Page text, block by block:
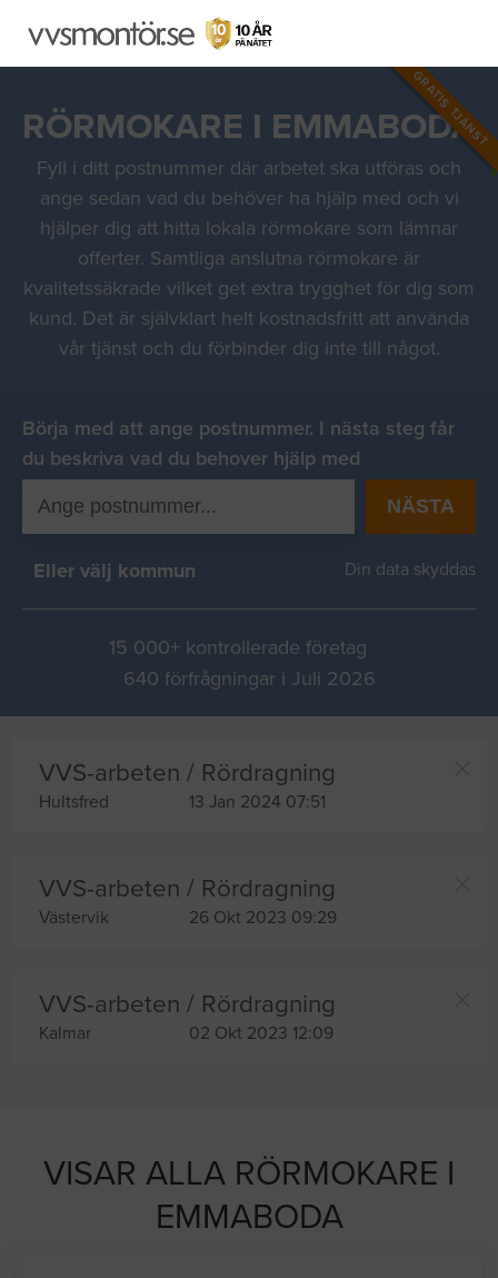
GRATIS TJÄNST
RÖRMOKARE I EMMABODA
Fyll i ditt postnummer där arbetet ska utföras och
ange sedan vad du behöver ha hjälp med och vi
hjälper dig att hitta lokala rörmokare som lämnar
offerter. Samtliga anslutna rörmokare är
kvalitetssäkrade vilket get extra trygghet för dig som
kund. Det är självklart helt kostnadsfritt att använda
vår tjänst och du förbinder dig inte till något.
Börja med att ange postnummer. I nästa steg får
du beskriva vad du behover hjälp med
NÄSTA
Eller välj kommun Din data skyddas
15 000+ kontrollerade företag
640 förfrågningar i Juli 2026
VVS-arbeten / Rördragning
Hultsfred 13 Jan 2024 07:51
VVS-arbeten / Rördragning
Västervik 26 Okt 2023 09:29
VVS-arbeten / Rördragning
Kalmar 02 Okt 2023 12:09
VISAR ALLA RÖRMOKARE I
EMMABODA